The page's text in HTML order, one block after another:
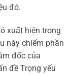
đó.
xuất hiện trong
này chiếm phần
đốc của
đề Trọng yếu